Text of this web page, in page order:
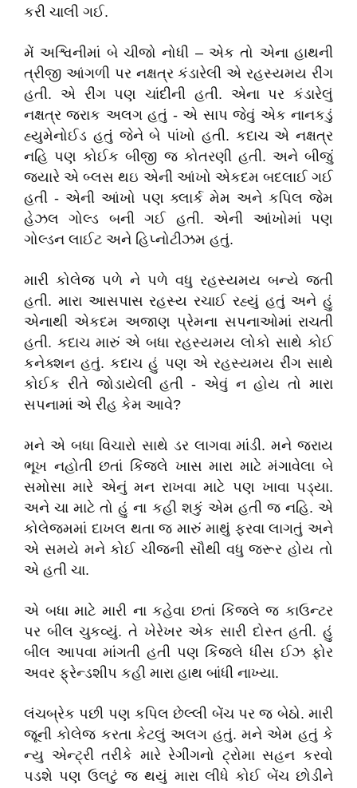
કરી ચાલી ગઈ.
મેં અશ્વિનીમાં બે ચીજો નોધી – એક તો એના હાથની
ત્રીજી આંગળી પર નક્ષત્ર કંડારેલી એ રહસ્યમય રીંગ
હતી. એ રીંગ પણ ચાંદીની હતી. એના પર કંડારેલું
નક્ષત્ર જરાક અલગ હતું - એ સાપ જેવું એક નાનકડું
હ્યુમેનોઈડ હતું જેને બે પાંખો હતી. કદાચ એ નક્ષત્ર
નહિ પણ કોઈક બીજી જ કોતરણી હતી. અને બીજું
જયારે એ બ્લસ થઇ એની આંખો એકદમ બદલાઈ ગઈ
હતી - એની આંખો પણ ક્લાર્ક મેમ અને કપિલ જેમ
હેઝલ ગોલ્ડ બની ગઈ હતી. એની આંખોમાં પણ
ગોલ્ડન લાઈટ અને હિપ્નોટીઝમ હતું.
મારી કોલેજ પળે ને પળે વધુ રહસ્યમય બન્યે જતી
હતી. મારા આસપાસ રહસ્ય રચાઈ રહ્યું હતું અને હું
એનાથી એકદમ અજાણ પ્રેમના સપનાઓમાં રાચતી
હતી. કદાચ મારું એ બધા રહસ્યમય લોકો સાથે કોઈ
કનેક્શન હતું. કદાચ હું પણ એ રહસ્યમય રીંગ સાથે
કોઈક રીતે જોડાયેલી હતી - એવું ન હોય તો મારા
સપનામાં એ રીંહ કેમ આવે?
મને એ બધા વિચારો સાથે ડર લાગવા માંડી. મને જરાય
ભૂખ નહોતી છતાં કિંજલે ખાસ મારા માટે મંગાવેલા બે
સમોસા મારે એનું મન રાખવા માટે પણ ખાવા પડ્યા.
અને ચા માટે તો હું ના કહી શકું એમ હતી જ નહિ. એ
કોલેજમમાં દાખલ થતા જ મારું માથું ફરવા લાગતું અને
એ સમયે મને કોઈ ચીજની સૌથી વધુ જરૂર હોય તો
એ હતી ચા.
એ બધા માટે મારી ના કહેવા છતાં કિંજલે જ કાઉન્ટર
પર બીલ ચુકવ્યું. તે ખેરેખર એક સારી દોસ્ત હતી. હું
બીલ આપવા માંગતી હતી પણ કિંજલે ધીસ ઈઝ ફોર
અવર ફ્રેન્ડશીપ કહી મારા હાથ બાંધી નાખ્યા.
લંચબ્રેક પછી પણ કપિલ છેલ્લી બેંચ પર જ બેઠો. મારી
જૂની કોલેજ કરતા કેટલું અલગ હતું. મને એમ હતું કે
ન્યુ એન્ટ્રી તરીકે મારે રેગીંગનો ટ્રોમા સહન કરવો
પડશે પણ ઉલટું જ થયું મારા લીધે કોઈ બેંચ છોડીને